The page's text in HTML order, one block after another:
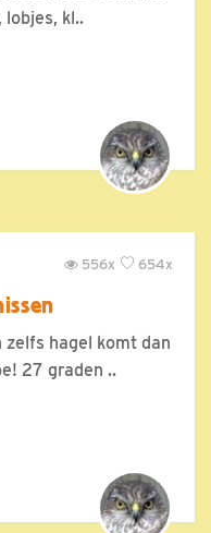
kl..
654x
556x
zelfs hagel komt dan
27 graden ..